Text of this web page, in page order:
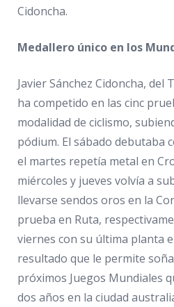
Cidoncha.
Medallero único en los
Javier Sánchez Cidoncha, del
ha competido en las cinc
modalidad de ciclismo,
pódium. El sábado debutaba
el martes repetía metal en
miércoles y jueves volvía a
llevarse sendos oros en la
prueba en Ruta,
viernes con su última planta
resultado que le permite
próximos Juegos Mundiales
dos años en la ciudad